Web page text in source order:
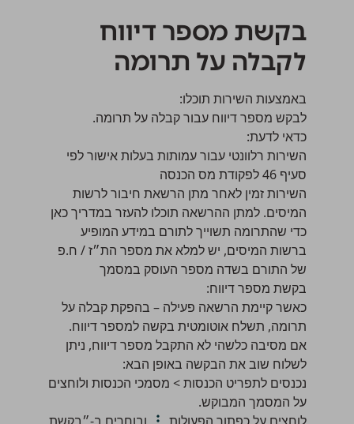
בקשת מספר דיווח
לקבלה על תרומה
באמצעות השירות תוכלו:
לבקש מספר דיווח עבור קבלה על תרומה.
כדאי לדעת:
השירות רלוונטי עבור עמותות בעלות אישור לפי
סעיף 46 לפקודת מס הכנסה
השירות זמין לאחר מתן הרשאת חיבור לרשות
המיסים. למתן ההרשאה תוכלו להעזר במדריך כאן
כדי שהתרומה תשוייך לתורם במידע המופיע
ברשות המיסים, יש למלא את מספר הת״ז / ח.פ
של התורם בשדה מספר העוסק במסמך
בקשת מספר דיווח:
כאשר קיימת הרשאה פעילה – בהפקת קבלה על
תרומה, תשלח אוטומטית בקשה למספר דיווח.
אם מסיבה כלשהי לא התקבל מספר דיווח, ניתן
לשלוח שוב את הבקשה באופן הבא:
נכנסים לתפריט הכנסות > מסמכי הכנסות ולוחצים
על המסמך המבוקש.